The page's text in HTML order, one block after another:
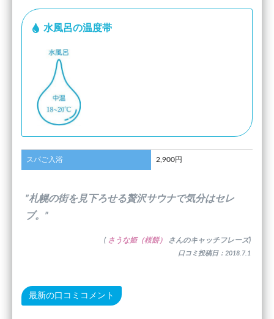
水風呂の温度帯
スパご入浴 2,900円
”札幌の街を見下ろせる贅沢サウナで気分はセレ
ブ。”
( さうな姫（桜餅） さんのキャッチフレーズ)
口コミ投稿日：2018.7.1
最新の口コミコメント